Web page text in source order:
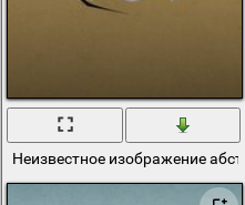
Неизвестное изображение